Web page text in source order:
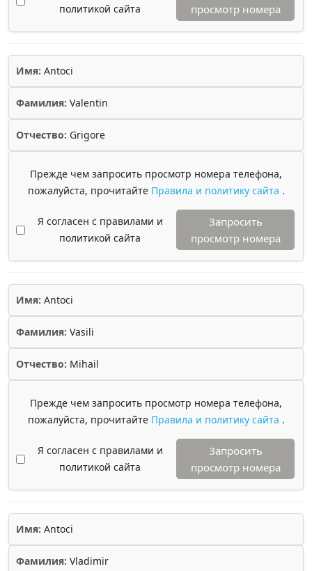
политикой сайта
просмотр номера
Имя: Antoci
Фамилия: Valentin
Отчество: Grigore
Прежде чем запросить просмотр номера телефона,
пожалуйста, прочитайте Правила и политику сайта .
Я согласен с правилами и
политикой сайта
Запросить
просмотр номера
Имя: Antoci
Фамилия: Vasili
Отчество: Mihail
Прежде чем запросить просмотр номера телефона,
пожалуйста, прочитайте Правила и политику сайта .
Я согласен с правилами и
политикой сайта
Запросить
просмотр номера
Имя: Antoci
Фамилия: Vladimir